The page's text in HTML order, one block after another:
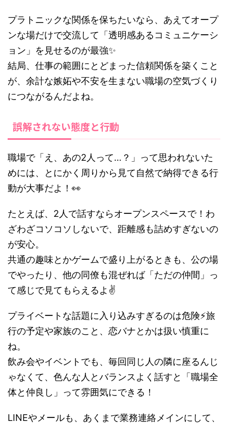
プラトニックな関係を保ちたいなら、あえてオープ
ンな場だけで交流して「透明感あるコミュニケーシ
ョン」を見せるのが最強✨
結局、仕事の範囲にとどまった信頼関係を築くこと
が、余計な嫉妬や不安を生まない職場の空気づくり
につながるんだよね。
誤解されない態度と行動
職場で「え、あの2人って…？」って思われないた
めには、とにかく周りから見て自然で納得できる行
動が大事だよ！👀
たとえば、2人で話すならオープンスペースで！わ
ざわざコソコソしないで、距離感も詰めすぎないの
が安心。
共通の趣味とかゲームで盛り上がるときも、公の場
でやったり、他の同僚も混ぜれば「ただの仲間」っ
て感じで見てもらえるよ✌️
プライベートな話題に入り込みすぎるのは危険⚡旅
行の予定や家族のこと、恋バナとかは扱い慎重に
ね。
飲み会やイベントでも、毎回同じ人の隣に座るんじ
ゃなくて、色んな人とバランスよく話すと「職場全
体と仲良し」って雰囲気にできる！
LINEやメールも、あくまで業務連絡メインにして、